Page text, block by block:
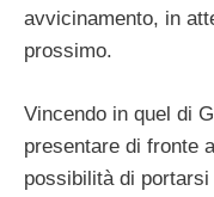
avvicinamento, in
prossimo.
Vincendo in quel di
presentare di fronte
possibilità di portarsi